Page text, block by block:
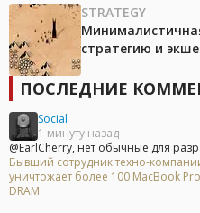
STRATEGY
стратегию и
ПОСЛЕДНИЕ
Social
1 минуту назад
@EarlCherry, нет обычные для
Бывший сотрудник техно-
уничтожает более 100 MacBook
DRAM